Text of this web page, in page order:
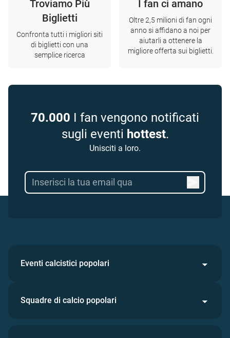
Troviamo Più
Biglietti
Confronta tutti i migliori siti
di biglietti con una
semplice ricerca
I fan ci amano
Oltre 2,5 milioni di fan ogni
anno si affidano a noi per
aiutarli a ottenere la
migliore offerta sui biglietti.
70.000 I fan vengono notificati
sugli eventi hottest.
Unisciti a loro.
Eventi calcistici popolari
Squadre di calcio popolari